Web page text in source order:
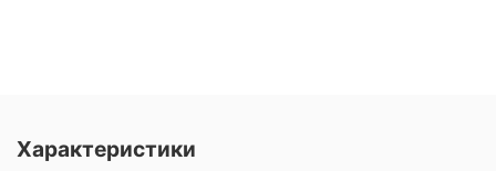
Характеристики